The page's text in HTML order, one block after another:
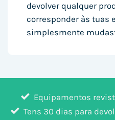
devolver qualquer
corresponder às tuas
simplesmente
Equipamentos
Tens 30 dias para